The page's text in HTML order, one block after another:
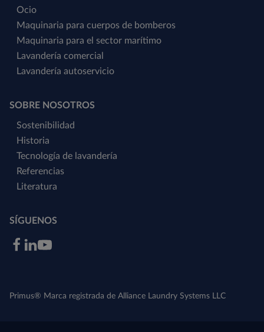
Ocio
Maquinaria para cuerpos de bomberos
Maquinaria para el sector marítimo
Lavandería comercial
Lavandería autoservicio
SOBRE NOSOTROS
Sostenibilidad
Historia
Tecnología de lavandería
Referencias
Literatura
SÍGUENOS
Primus® Marca registrada de Alliance Laundry Systems LLC